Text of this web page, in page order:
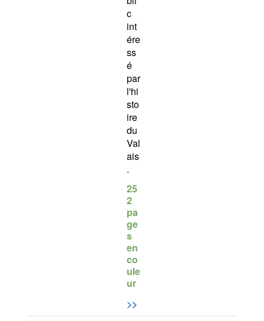
c
int
ére
ss
é
par
l'hi
sto
ire
du
Val
ais
.
25
2
pa
ge
s
en
co
ule
ur
>>